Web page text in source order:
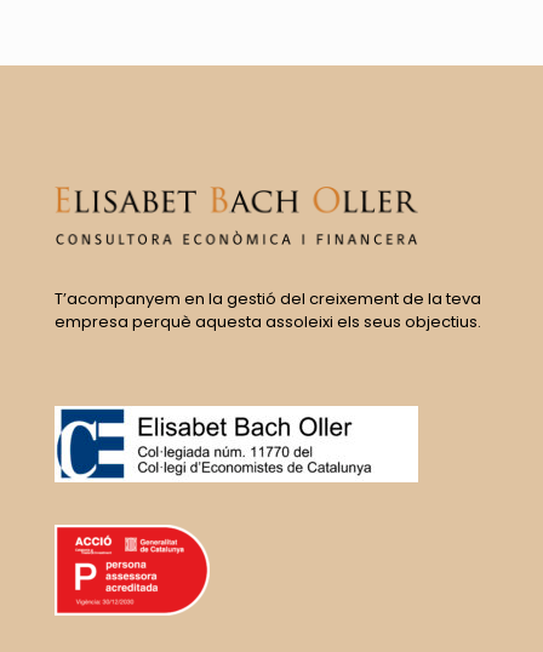
T’acompanyem en la gestió del creixement de la teva
empresa perquè aquesta assoleixi els seus objectius.